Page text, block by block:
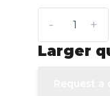
+
-
Larger